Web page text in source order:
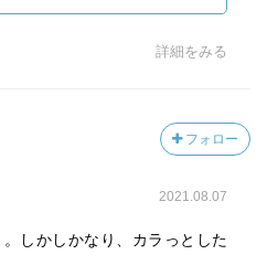
せられた。
詳細をみる
フォロー
2021.08.07
しかしかなり、カラっとした